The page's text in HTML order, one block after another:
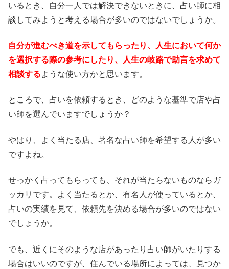
いるとき、自分一人では解決できないときに、占い師に相
談してみようと考える場合が多いのではないでしょうか。
自分が進むべき道を示してもらったり、人生において何か
を選択する際の参考にしたり、人生の岐路で助言を求めて
相談するような使い方かと思います。
ところで、占いを依頼するとき、どのような基準で店や占
い師を選んでいますでしょうか？
やはり、よく当たる店、著名な占い師を希望する人が多い
ですよね。
せっかく占ってもらっても、それが当たらないものならガ
ッカリです。よく当たるとか、有名人が使っているとか、
占いの実績を見て、依頼先を決める場合が多いのではない
でしょうか。
でも、近くにそのような店があったり占い師がいたりする
場合はいいのですが、住んでいる場所によっては、見つか